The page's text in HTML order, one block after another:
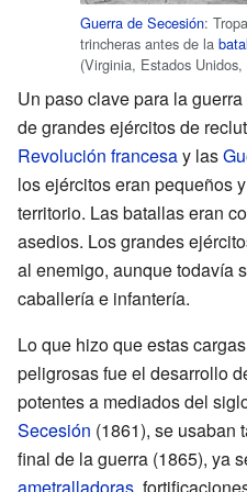
Guerra de Secesión:
trincheras antes de la
(Virginia, Estados
Un paso clave para la
de grandes ejércitos de
Revolución francesay las
los ejércitos eran pequeños
territorio. Las batallas eran
asedios. Los grandes
al enemigo, aunque todavía
caballería e infantería.
Lo que hizo que estas
peligrosas fue el desarrollo
potentes a mediados del
Secesión (1861), se usaban
final de la guerra (1865), ya